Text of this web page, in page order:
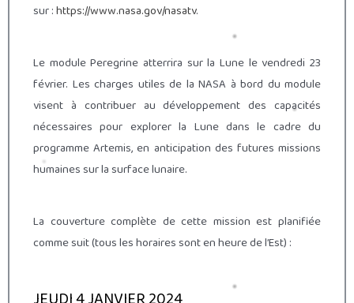
sur :https://www.nasa.gov/nasatv.
Le module Peregrine atterrira sur la Lune le vendredi 23
février. Les charges utiles de la NASA à bord du module
visent à contribuer au développement des capacités
nécessaires pour explorer la Lune dans le cadre du
programme Artemis, en anticipation des futures missions
humaines sur la surface lunaire.
La couverture complète de cette mission est planifiée
comme suit (tous les horaires sont en heure de l’Est) :